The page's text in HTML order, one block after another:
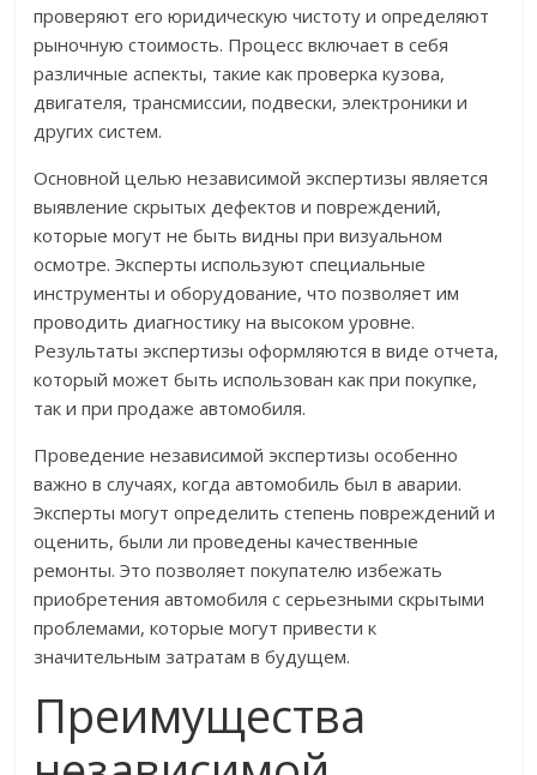
проверяют его юридическую чистоту и определяют
рыночную стоимость. Процесс включает в себя
различные аспекты, такие как проверка кузова,
двигателя, трансмиссии, подвески, электроники и
других систем.
Основной целью независимой экспертизы является
выявление скрытых дефектов и повреждений,
которые могут не быть видны при визуальном
осмотре. Эксперты используют специальные
инструменты и оборудование, что позволяет им
проводить диагностику на высоком уровне.
Результаты экспертизы оформляются в виде отчета,
который может быть использован как при покупке,
так и при продаже автомобиля.
Проведение независимой экспертизы особенно
важно в случаях, когда автомобиль был в аварии.
Эксперты могут определить степень повреждений и
оценить, были ли проведены качественные
ремонты. Это позволяет покупателю избежать
приобретения автомобиля с серьезными скрытыми
проблемами, которые могут привести к
значительным затратам в будущем.
Преимущества